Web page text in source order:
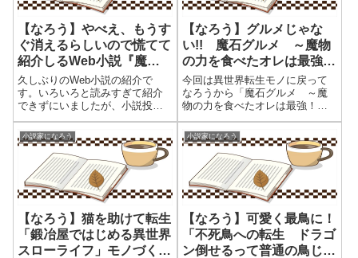
【なろう】やべえ、もうす
ぐ消えるらしいので慌てて
紹介しるWeb小説『魔王
様、リトライ！』。
久しぶりのWeb小説の紹介で
す。いろいろと読みすぎて紹介
できずにいましたが、小説投稿
サイト：小説家になろうから
「魔王様、リトライ！」を紹介
したい。2016年から投稿されて
いる小説ですが、書籍化、コミ
カライズと今の流れに乗って来
年にアニメ化さ...
【なろう】グルメじゃな
い!! 魔石グルメ ～魔物
の力を食べたオレは最強！
～（Web版） 段々と人
種をヤメる？
今回は異世界転生モノに戻って
なろうから「魔石グルメ ～魔
物の力を食べたオレは最強！～
（Web版）」。転生時に貰った
スキル「毒素分解EX」が字面か
ら地味なものですが、あとあと
から効果がスゴかった。魔石に
含まれる毒素を中和しその魔石
が持っていた...
小説家になろう
【なろう】猫を助けて転生
「鍛冶屋ではじめる異世界
スローライフ」モノづくり
小説家になろう
【なろう】可愛く最鳥に！
「不死鳥への転生 ドラゴ
ン倒せるって普通の鳥じゃ